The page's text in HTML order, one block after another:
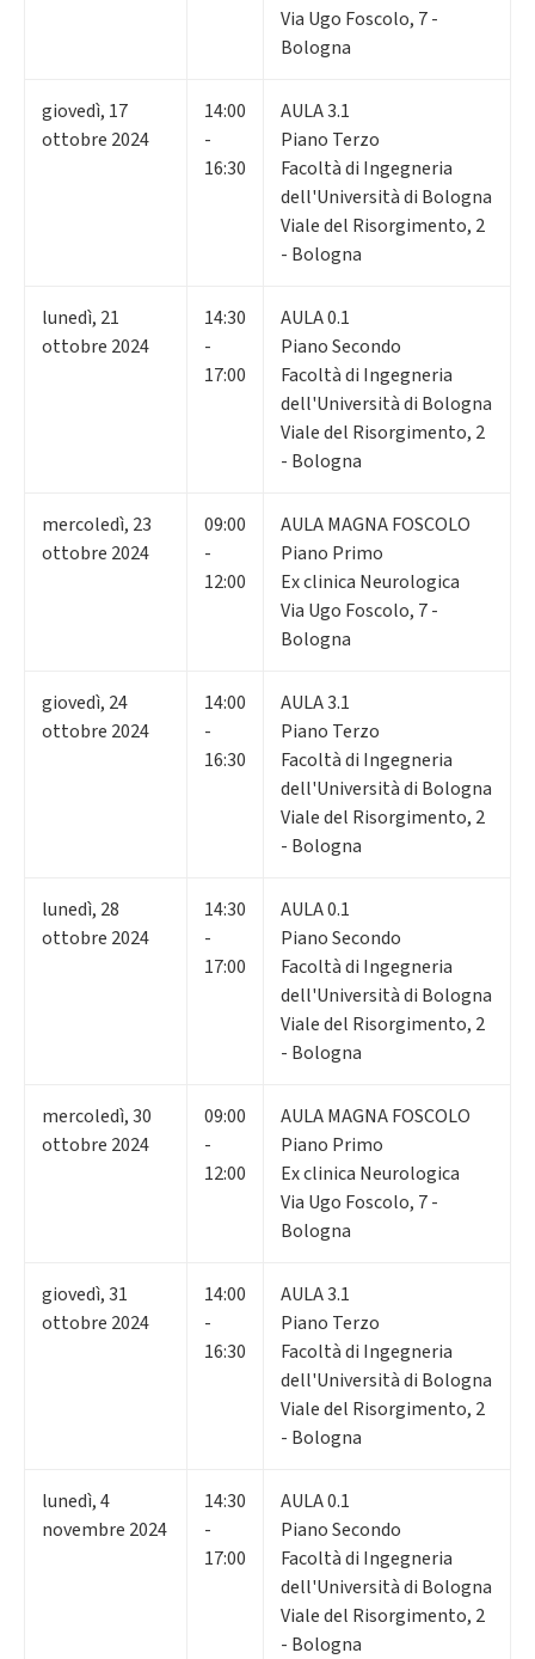
Via Ugo Foscolo, 7 -
Bologna
giovedì, 17
ottobre 2024
14:00
-
16:30
AULA 3.1
Piano Terzo
Facoltà di Ingegneria
dell'Università di Bologna
Viale del Risorgimento, 2
- Bologna
lunedì, 21
ottobre 2024
14:30
-
17:00
AULA 0.1
Piano Secondo
Facoltà di Ingegneria
dell'Università di Bologna
Viale del Risorgimento, 2
- Bologna
mercoledì, 23
ottobre 2024
09:00
-
12:00
AULA MAGNA FOSCOLO
Piano Primo
Ex clinica Neurologica
Via Ugo Foscolo, 7 -
Bologna
giovedì, 24
ottobre 2024
14:00
-
16:30
AULA 3.1
Piano Terzo
Facoltà di Ingegneria
dell'Università di Bologna
Viale del Risorgimento, 2
- Bologna
lunedì, 28
ottobre 2024
14:30
-
17:00
AULA 0.1
Piano Secondo
Facoltà di Ingegneria
dell'Università di Bologna
Viale del Risorgimento, 2
- Bologna
mercoledì,30
ottobre 2024
09:00
-
12:00
AULA MAGNA FOSCOLO
Piano Primo
Ex clinica Neurologica
Via Ugo Foscolo, 7 -
Bologna
giovedì,31
ottobre 2024
14:00
-
16:30
AULA 3.1
Piano Terzo
Facoltà di Ingegneria
dell'Università di Bologna
Viale del Risorgimento, 2
- Bologna
lunedì,4
novembre 2024
14:30
-
17:00
AULA 0.1
Piano Secondo
Facoltà di Ingegneria
dell'Università di Bologna
Viale del Risorgimento, 2
- Bologna